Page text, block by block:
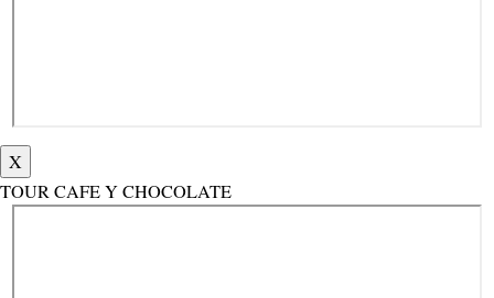
X
TOUR CAFE Y CHOCOLATE